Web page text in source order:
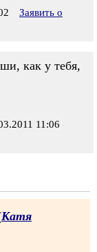
Заявить о
как у тебя,
11:06
Катя